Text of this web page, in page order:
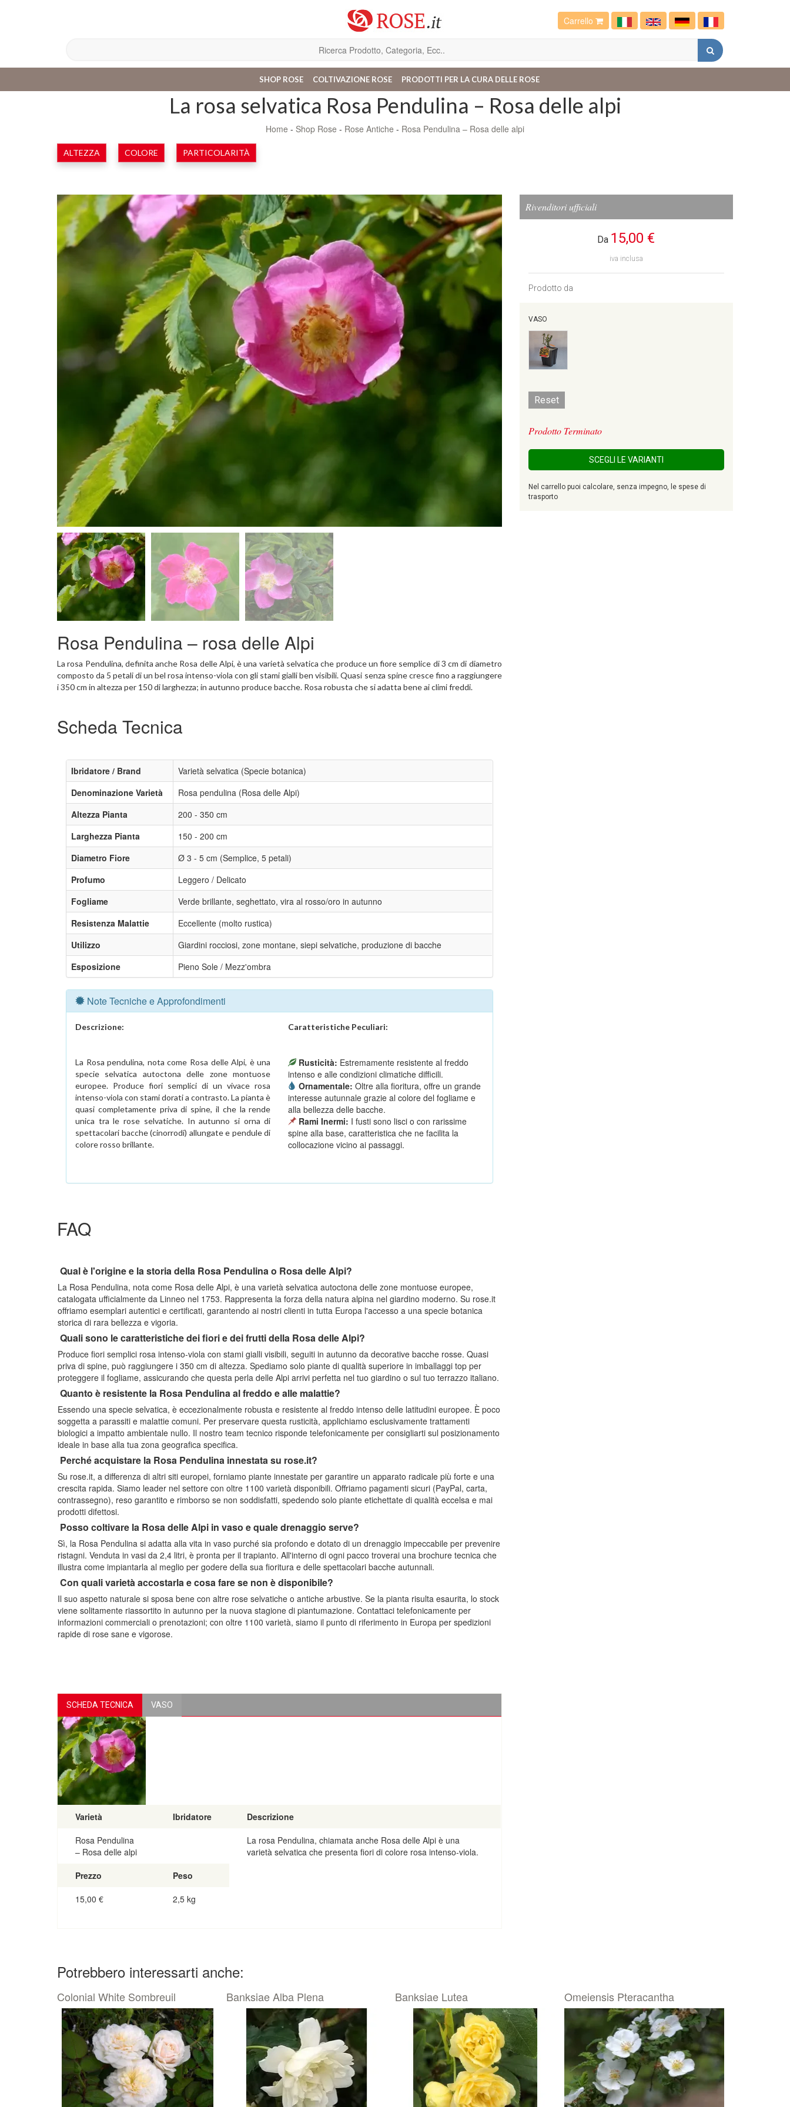
Carrello
SHOP ROSE COLTIVAZIONE ROSE PRODOTTI PER LA CURA DELLE ROSE
La rosa selvatica Rosa Pendulina – Rosa delle alpi
Home - Shop Rose - Rose Antiche - Rosa Pendulina – Rosa delle alpi
ALTEZZA COLORE PARTICOLARITÀ
Rosa Pendulina – rosa delle Alpi
La rosa Pendulina, definita anche Rosa delle Alpi, è una varietà selvatica che produce un fiore semplice di 3 cm di diametro
composto da 5 petali di un bel rosa intenso-viola con gli stami gialli ben visibili. Quasi senza spine cresce fino a raggiungere
i 350 cm in altezza per 150 di larghezza; in autunno produce bacche. Rosa robusta che si adatta bene ai climi freddi.
Scheda Tecnica
Ibridatore / Brand
Varietà selvatica (Specie botanica)
Denominazione Varietà
Rosa pendulina (Rosa delle Alpi)
Altezza Pianta
200 - 350 cm
Larghezza Pianta
150 - 200 cm
Diametro Fiore
Ø 3 - 5 cm (Semplice, 5 petali)
Profumo
Leggero / Delicato
Fogliame
Verde brillante, seghettato, vira al rosso/oro in autunno
Resistenza Malattie
Eccellente (molto rustica)
Utilizzo
Giardini rocciosi, zone montane, siepi selvatiche, produzione di bacche
Esposizione
Pieno Sole / Mezz'ombra
Note Tecniche e Approfondimenti
Descrizione:
La Rosa pendulina, nota come Rosa delle Alpi, è una
specie selvatica autoctona delle zone montuose
europee. Produce fiori semplici di un vivace rosa
intenso-viola con stami dorati a contrasto. La pianta è
quasi completamente priva di spine, il che la rende
unica tra le rose selvatiche. In autunno si orna di
spettacolari bacche (cinorrodi) allungate e pendule di
colore rosso brillante.
Caratteristiche Peculiari:
Rusticità: Estremamente resistente al freddo
intenso e alle condizioni climatiche difficili.
Ornamentale: Oltre alla fioritura, offre un grande
interesse autunnale grazie al colore del fogliame e
alla bellezza delle bacche.
Rami Inermi: I fusti sono lisci o con rarissime
spine alla base, caratteristica che ne facilita la
collocazione vicino ai passaggi.
FAQ
Qual è l'origine e la storia della Rosa Pendulina o Rosa delle Alpi?
La Rosa Pendulina, nota come Rosa delle Alpi, è una varietà selvatica autoctona delle zone montuose europee,
catalogata ufficialmente da Linneo nel 1753. Rappresenta la forza della natura alpina nel giardino moderno. Su rose.it
offriamo esemplari autentici e certificati, garantendo ai nostri clienti in tutta Europa l'accesso a una specie botanica
storica di rara bellezza e vigoria.
Quali sono le caratteristiche dei fiori e dei frutti della Rosa delle Alpi?
Produce fiori semplici rosa intenso-viola con stami gialli visibili, seguiti in autunno da decorative bacche rosse. Quasi
priva di spine, può raggiungere i 350 cm di altezza. Spediamo solo piante di qualità superiore in imballaggi top per
proteggere il fogliame, assicurando che questa perla delle Alpi arrivi perfetta nel tuo giardino o sul tuo terrazzo italiano.
Quanto è resistente la Rosa Pendulina al freddo e alle malattie?
Essendo una specie selvatica, è eccezionalmente robusta e resistente al freddo intenso delle latitudini europee. È poco
soggetta a parassiti e malattie comuni. Per preservare questa rusticità, applichiamo esclusivamente trattamenti
biologici a impatto ambientale nullo. Il nostro team tecnico risponde telefonicamente per consigliarti sul posizionamento
ideale in base alla tua zona geografica specifica.
Perché acquistare la Rosa Pendulina innestata su rose.it?
Su rose.it, a differenza di altri siti europei, forniamo piante innestate per garantire un apparato radicale più forte e una
crescita rapida. Siamo leader nel settore con oltre 1100 varietà disponibili. Offriamo pagamenti sicuri (PayPal, carta,
contrassegno), reso garantito e rimborso se non soddisfatti, spedendo solo piante etichettate di qualità eccelsa e mai
prodotti difettosi.
Posso coltivare la Rosa delle Alpi in vaso e quale drenaggio serve?
Sì, la Rosa Pendulina si adatta alla vita in vaso purché sia profondo e dotato di un drenaggio impeccabile per prevenire
ristagni. Venduta in vasi da 2,4 litri, è pronta per il trapianto. All'interno di ogni pacco troverai una brochure tecnica che
illustra come impiantarla al meglio per godere della sua fioritura e delle spettacolari bacche autunnali.
Con quali varietà accostarla e cosa fare se non è disponibile?
Il suo aspetto naturale si sposa bene con altre rose selvatiche o antiche arbustive. Se la pianta risulta esaurita, lo stock
viene solitamente riassortito in autunno per la nuova stagione di piantumazione. Contattaci telefonicamente per
informazioni commerciali o prenotazioni; con oltre 1100 varietà, siamo il punto di riferimento in Europa per spedizioni
rapide di rose sane e vigorose.
Rivenditori ufficiali
Da 15,00 €
iva inclusa
Prodotto da
VASO
Reset
Prodotto Terminato
SCEGLI LE VARIANTI
Nel carrello puoi calcolare, senza impegno, le spese di
trasporto
SCHEDA TECNICA VASO
Varietà Ibridatore
Descrizione
Rosa Pendulina
– Rosa delle alpi
La rosa Pendulina, chiamata anche Rosa delle Alpi è una
varietà selvatica che presenta fiori di colore rosa intenso-viola.
Prezzo
Peso
15,00 € 2,5 kg
Potrebbero interessarti anche:
Colonial White Sombreuil Banksiae Alba Plena Banksiae Lutea Omeiensis Pteracantha